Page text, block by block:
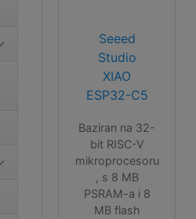
Seeed
Studio
XIAO
ESP32-C5
Baziran na 32-
bit RISC-V
mikroprocesoru
, s 8 MB
PSRAM-a i 8
MB flash